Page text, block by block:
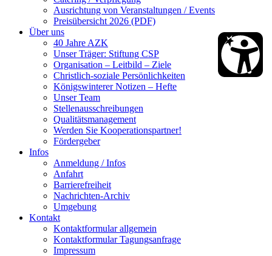
Ausrichtung von Veranstaltungen / Events
Preisübersicht 2026 (PDF)
Über uns
40 Jahre AZK
Unser Träger: Stiftung CSP
Organisation – Leitbild – Ziele
Christlich-soziale Persönlichkeiten
Königswinterer Notizen – Hefte
Unser Team
Stellenausschreibungen
Qualitätsmanagement
Werden Sie Kooperationspartner!
Fördergeber
Infos
Anmeldung / Infos
Anfahrt
Barrierefreiheit
Nachrichten-Archiv
Umgebung
Kontakt
Kontaktformular allgemein
Kontaktformular Tagungsanfrage
Impressum